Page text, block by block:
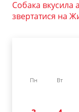
Собака вкусила
звертатися на
Пн Вт